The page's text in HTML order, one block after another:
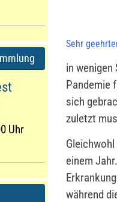
Sehr
in wenigen
Pandemie
sich
zuletzt
einem
während
Uhr